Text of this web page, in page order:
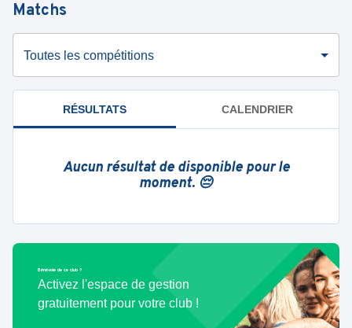
Matchs
Toutes les compétitions
RÉSULTATS CALENDRIER
Aucun résultat de disponible pour le
moment. 😔
Bénévole de ce club ?
Activez l'espace de gestion
gratuitement pour votre club !